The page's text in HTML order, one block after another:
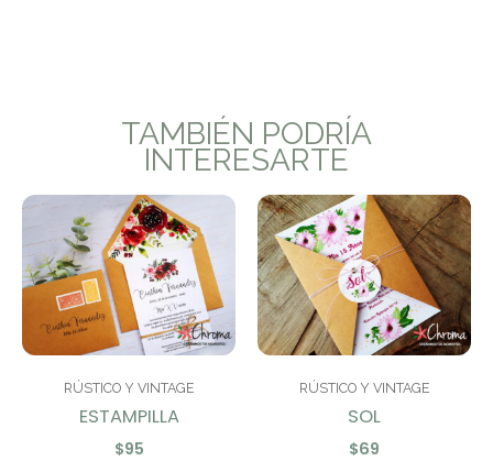
TAMBIÉN PODRÍA
INTERESARTE
RÚSTICO Y VINTAGE
ESTAMPILLA
$95
RÚSTICO Y VINTAGE
SOL
$69